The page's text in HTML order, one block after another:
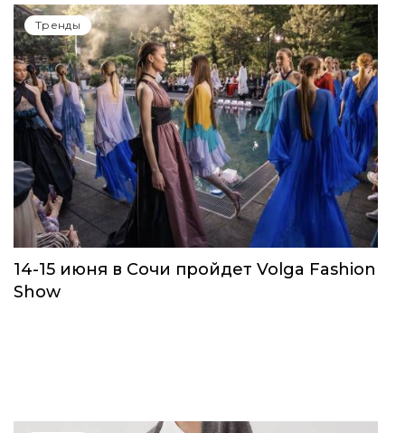
Тренды
14-15 июня в Сочи пройдет Volga Fashion
Show